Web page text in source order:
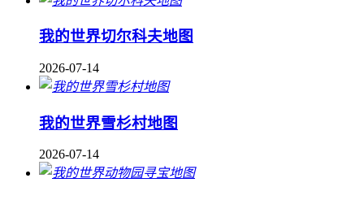
我的世界切尔科夫地图
2026-07-14
我的世界雪杉村地图
2026-07-14